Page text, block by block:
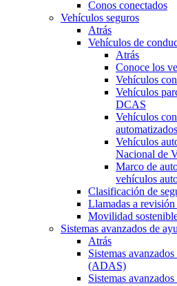
Conos conectados
Vehículos seguros
Atrás
Vehículos de
Atrás
Conoce los
Vehículos
Vehículos
DCAS
Vehículos
Vehículos
Nacional de
Marco de
vehículos
Clasificación de
Llamadas a
Movilidad
Sistemas avanzados de
Atrás
Sistemas
(ADAS)
Sistemas